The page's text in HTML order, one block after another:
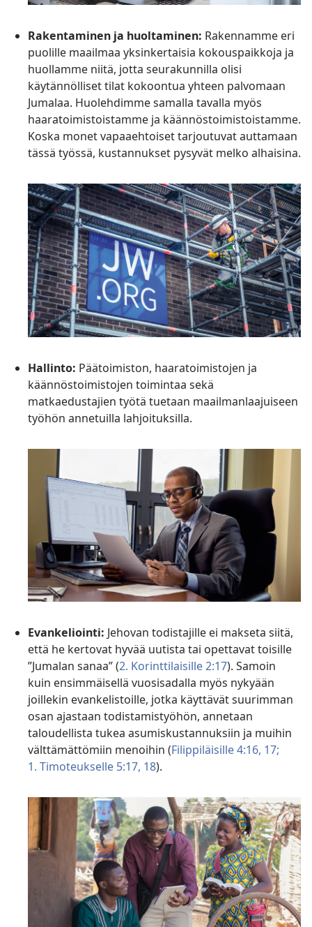
Rakentaminen ja huoltaminen: Rakennamme eri
puolille maailmaa yksinkertaisia kokouspaikkoja ja
huollamme niitä, jotta seurakunnilla olisi
käytännölliset tilat kokoontua yhteen palvomaan
Jumalaa. Huolehdimme samalla tavalla myös
haaratoimistoistamme ja käännöstoimistoistamme.
Koska monet vapaaehtoiset tarjoutuvat auttamaan
tässä työssä, kustannukset pysyvät melko alhaisina.
Hallinto: Päätoimiston, haaratoimistojen ja
käännöstoimistojen toimintaa sekä
matkaedustajien työtä tuetaan maailmanlaajuiseen
työhön annetuilla lahjoituksilla.
Evankeliointi: Jehovan todistajille ei makseta siitä,
että he kertovat hyvää uutista tai opettavat toisille
”Jumalan sanaa” (2. Korinttilaisille 2:17). Samoin
kuin ensimmäisellä vuosisadalla myös nykyään
joillekin evankelistoille, jotka käyttävät suurimman
osan ajastaan todistamistyöhön, annetaan
taloudellista tukea asumiskustannuksiin ja muihin
välttämättömiin menoihin (Filippiläisille 4:16, 17;
1. Timoteukselle 5:17, 18).